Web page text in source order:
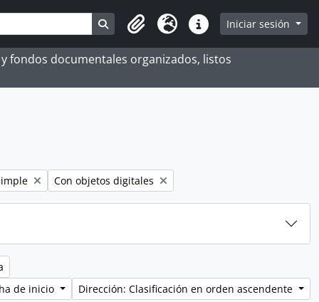
Search in browse page
Portapapeles
Idioma Enlaces rápidos
Iniciar sesión
fondos documentales organizados, listos
Remove filter:
Con objetos digitales
de inicio
Dirección: Clasificación en orden ascendente